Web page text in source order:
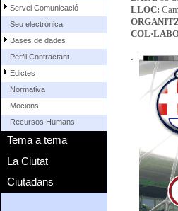
Servei Comunicació
Seu electrònica
Bases de dades
Perfil Contractant
Edictes
Normativa
Mocions
Recursos Humans
Tema a tema
La Ciutat
Ciutadans
LLOC: